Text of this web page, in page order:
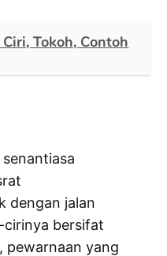
Tokoh, Contoh
dengan jalan
cirinya bersifat
pewarnaan yang